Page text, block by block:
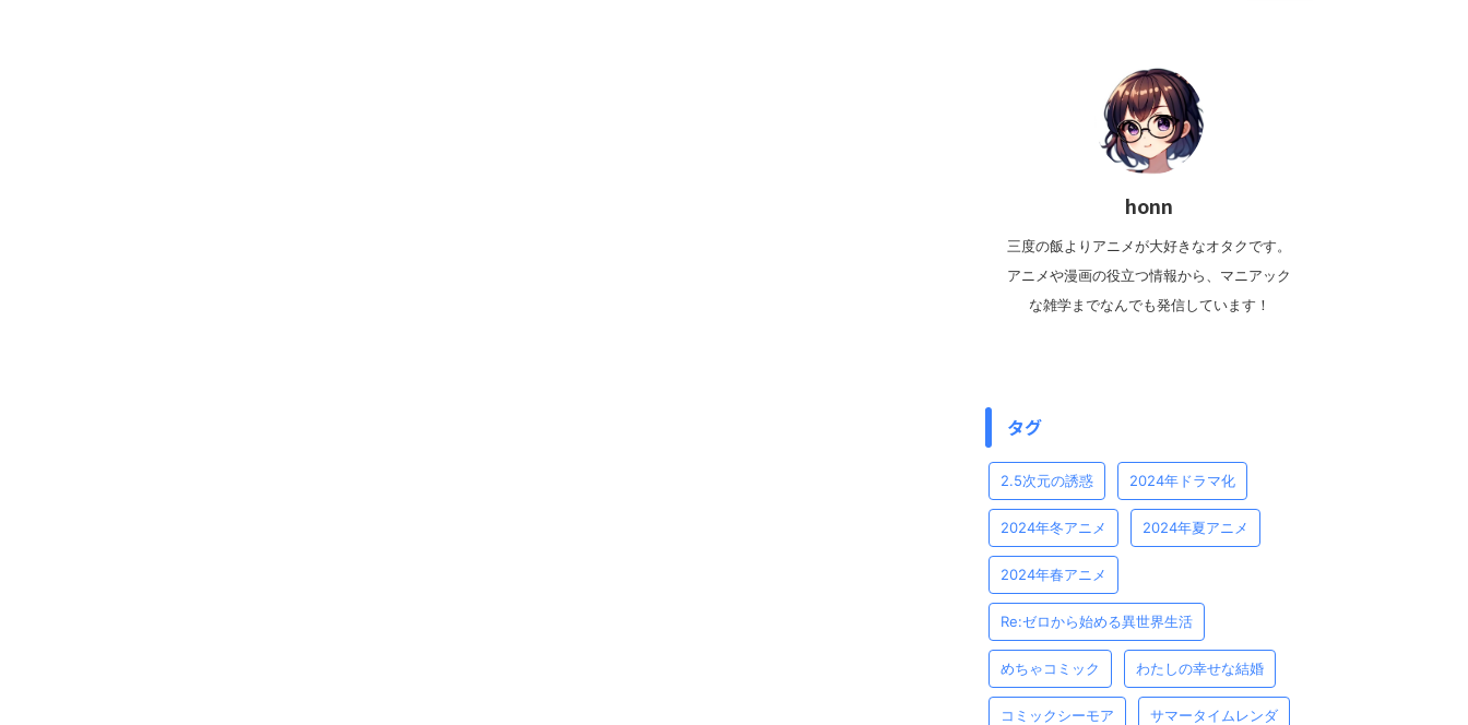
honn
三度の飯よりアニメが大好きなオタクです。
アニメや漫画の役立つ情報から、マニアック
な雑学までなんでも発信しています！
タグ
2.5次元の誘惑 2024年ドラマ化
2024年冬アニメ 2024年夏アニメ
2024年春アニメ
Re:ゼロから始める異世界生活
めちゃコミック わたしの幸せな結婚
コミックシーモア サマータイムレンダ